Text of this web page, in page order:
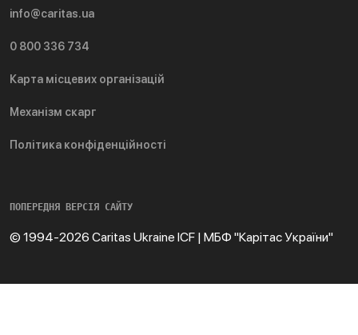
info@caritas.ua
0 800 336 734
Карта місцевих організацій
Механізм скарг
Політика конфіденційності
ПОПЕРЕДНЯ ВЕРСІЯ САЙТУ
© 1994-2026 Caritas Ukraine ICF | МБФ "Карітас України"